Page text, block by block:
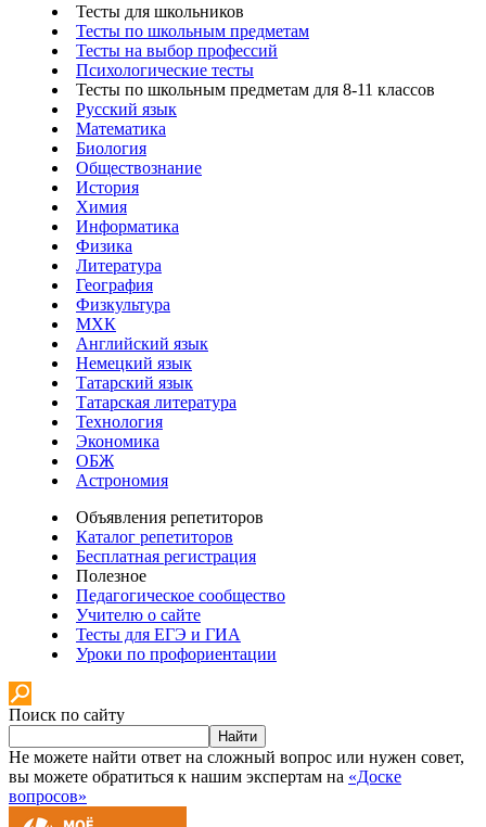
Тесты для школьников
Тесты по школьным предметам
Тесты на выбор профессий
Психологические тесты
Тесты по школьным предметам для 8-11 классов
Русский язык
Математика
Биология
Обществознание
История
Химия
Информатика
Физика
Литература
География
Физкультура
МХК
Английский язык
Немецкий язык
Татарский язык
Татарская литература
Технология
Экономика
ОБЖ
Астрономия
Объявления репетиторов
Каталог репетиторов
Бесплатная регистрация
Полезное
Педагогическое сообщество
Учителю о сайте
Тесты для ЕГЭ и ГИА
Уроки по профориентации
Поиск по сайту
Найти
Не можете найти ответ на сложный вопрос или нужен совет,
вы можете обратиться к нашим экспертам на «Доске
вопросов»